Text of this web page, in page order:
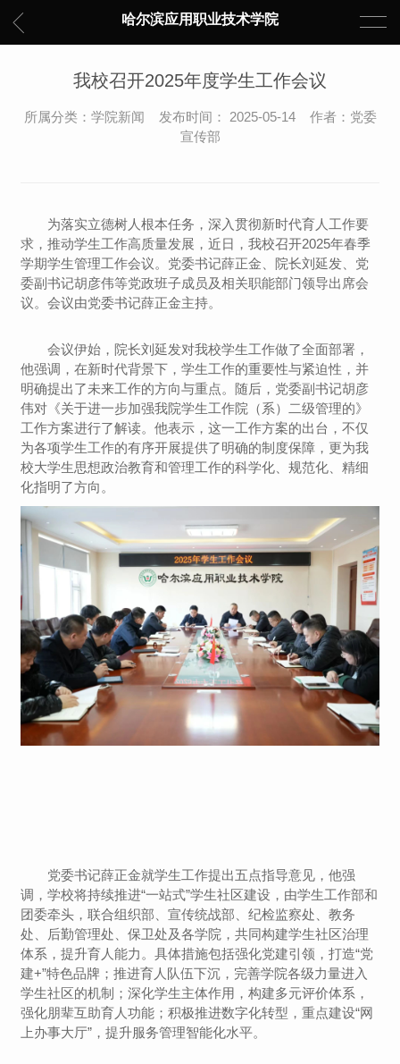
哈尔滨应用职业技术学院
我校召开2025年度学生工作会议
所属分类：学院新闻 发布时间： 2025-05-14 作者：党委
宣传部
为落实立德树人根本任务，深入贯彻新时代育人工作要
求，推动学生工作高质量发展，近日，我校召开2025年春季
学期学生管理工作会议。党委书记薛正金、院长刘延发、党
委副书记胡彦伟等党政班子成员及相关职能部门领导出席会
议。会议由党委书记薛正金主持。
会议伊始，院长刘延发对我校学生工作做了全面部署，
他强调，在新时代背景下，学生工作的重要性与紧迫性，并
明确提出了未来工作的方向与重点。随后，党委副书记胡彦
伟对《关于进一步加强我院学生工作院（系）二级管理的》
工作方案进行了解读。他表示，这一工作方案的出台，不仅
为各项学生工作的有序开展提供了明确的制度保障，更为我
校大学生思想政治教育和管理工作的科学化、规范化、精细
化指明了方向。
党委书记薛正金就学生工作提出五点指导意见，他强
调，学校将持续推进“一站式”学生社区建设，由学生工作部和
团委牵头，联合组织部、宣传统战部、纪检监察处、教务
处、后勤管理处、保卫处及各学院，共同构建学生社区治理
体系，提升育人能力。具体措施包括强化党建引领，打造“党
建+”特色品牌；推进育人队伍下沉，完善学院各级力量进入
学生社区的机制；深化学生主体作用，构建多元评价体系，
强化朋辈互助育人功能；积极推进数字化转型，重点建设“网
上办事大厅”，提升服务管理智能化水平。